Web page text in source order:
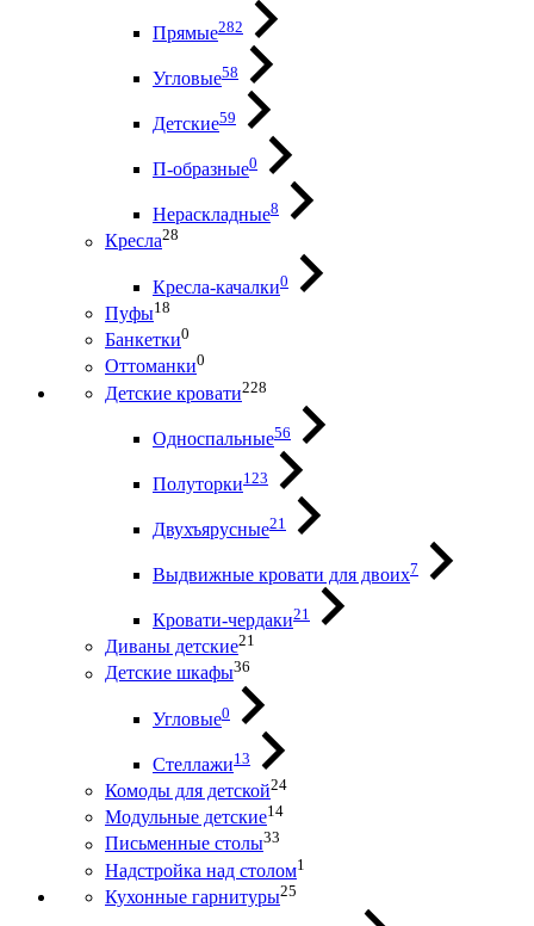
Прямые282
Угловые58
Детские59
П-образные0
Нераскладные8
Кресла28
Кресла-качалки0
Пуфы18
Банкетки0
Оттоманки0
Детские кровати228
Односпальные56
Полуторки123
Двухъярусные21
Выдвижные кровати для двоих7
Кровати-чердаки21
Диваны детские21
Детские шкафы36
Угловые0
Стеллажи13
Комоды для детской24
Модульные детские14
Письменные столы33
Надстройка над столом1
Кухонные гарнитуры25